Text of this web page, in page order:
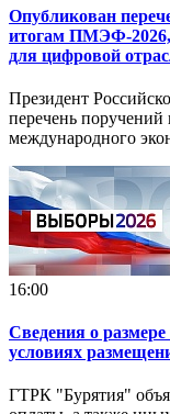
Опубликован
итогам ПМЭФ-2026,
для цифровой
Президент
перечень поручений
международного
16:00
Сведения о
условиях
ГТРК "Бурятия"